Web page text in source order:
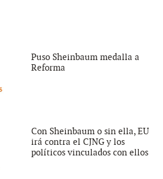
Puso Sheinbaum medalla a
Reforma
Con Sheinbaum o sin ella, EU
irá contra el CJNG y los
políticos vinculados con ellos